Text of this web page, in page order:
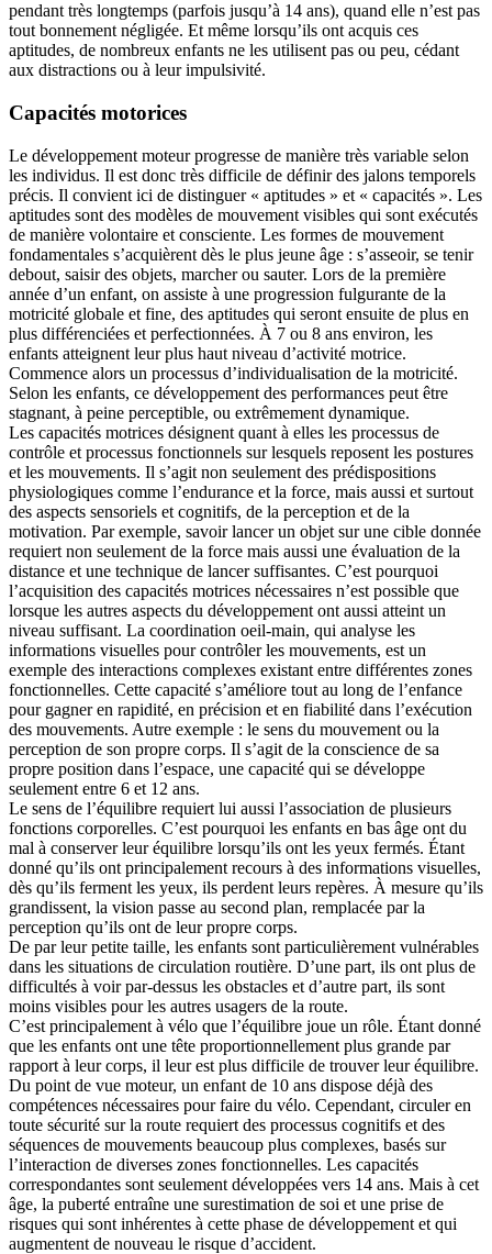
pendant très longtemps (parfois jusqu’à 14 ans), quand elle n’est pas
tout bonnement négligée. Et même lorsqu’ils ont acquis ces
aptitudes, de nombreux enfants ne les utilisent pas ou peu, cédant
aux distractions ou à leur impulsivité.
Capacités motorices
Le développement moteur progresse de manière très variable selon
les individus. Il est donc très difficile de définir des jalons temporels
précis. Il convient ici de distinguer « aptitudes » et « capacités ». Les
aptitudes sont des modèles de mouvement visibles qui sont exécutés
de manière volontaire et consciente. Les formes de mouvement
fondamentales s’acquièrent dès le plus jeune âge : s’asseoir, se tenir
debout, saisir des objets, marcher ou sauter. Lors de la première
année d’un enfant, on assiste à une progression fulgurante de la
motricité globale et fine, des aptitudes qui seront ensuite de plus en
plus différenciées et perfectionnées. À 7 ou 8 ans environ, les
enfants atteignent leur plus haut niveau d’activité motrice.
Commence alors un processus d’individualisation de la motricité.
Selon les enfants, ce développement des performances peut être
stagnant, à peine perceptible, ou extrêmement dynamique.
Les capacités motrices désignent quant à elles les processus de
contrôle et processus fonctionnels sur lesquels reposent les postures
et les mouvements. Il s’agit non seulement des prédispositions
physiologiques comme l’endurance et la force, mais aussi et surtout
des aspects sensoriels et cognitifs, de la perception et de la
motivation. Par exemple, savoir lancer un objet sur une cible donnée
requiert non seulement de la force mais aussi une évaluation de la
distance et une technique de lancer suffisantes. C’est pourquoi
l’acquisition des capacités motrices nécessaires n’est possible que
lorsque les autres aspects du développement ont aussi atteint un
niveau suffisant. La coordination oeil-main, qui analyse les
informations visuelles pour contrôler les mouvements, est un
exemple des interactions complexes existant entre différentes zones
fonctionnelles. Cette capacité s’améliore tout au long de l’enfance
pour gagner en rapidité, en précision et en fiabilité dans l’exécution
des mouvements. Autre exemple : le sens du mouvement ou la
perception de son propre corps. Il s’agit de la conscience de sa
propre position dans l’espace, une capacité qui se développe
seulement entre 6 et 12 ans.
Le sens de l’équilibre requiert lui aussi l’association de plusieurs
fonctions corporelles. C’est pourquoi les enfants en bas âge ont du
mal à conserver leur équilibre lorsqu’ils ont les yeux fermés. Étant
donné qu’ils ont principalement recours à des informations visuelles,
dès qu’ils ferment les yeux, ils perdent leurs repères. À mesure qu’ils
grandissent, la vision passe au second plan, remplacée par la
perception qu’ils ont de leur propre corps.
De par leur petite taille, les enfants sont particulièrement vulnérables
dans les situations de circulation routière. D’une part, ils ont plus de
difficultés à voir par-dessus les obstacles et d’autre part, ils sont
moins visibles pour les autres usagers de la route.
C’est principalement à vélo que l’équilibre joue un rôle. Étant donné
que les enfants ont une tête proportionnellement plus grande par
rapport à leur corps, il leur est plus difficile de trouver leur équilibre.
Du point de vue moteur, un enfant de 10 ans dispose déjà des
compétences nécessaires pour faire du vélo. Cependant, circuler en
toute sécurité sur la route requiert des processus cognitifs et des
séquences de mouvements beaucoup plus complexes, basés sur
l’interaction de diverses zones fonctionnelles. Les capacités
correspondantes sont seulement développées vers 14 ans. Mais à cet
âge, la puberté entraîne une surestimation de soi et une prise de
risques qui sont inhérentes à cette phase de développement et qui
augmentent de nouveau le risque d’accident.